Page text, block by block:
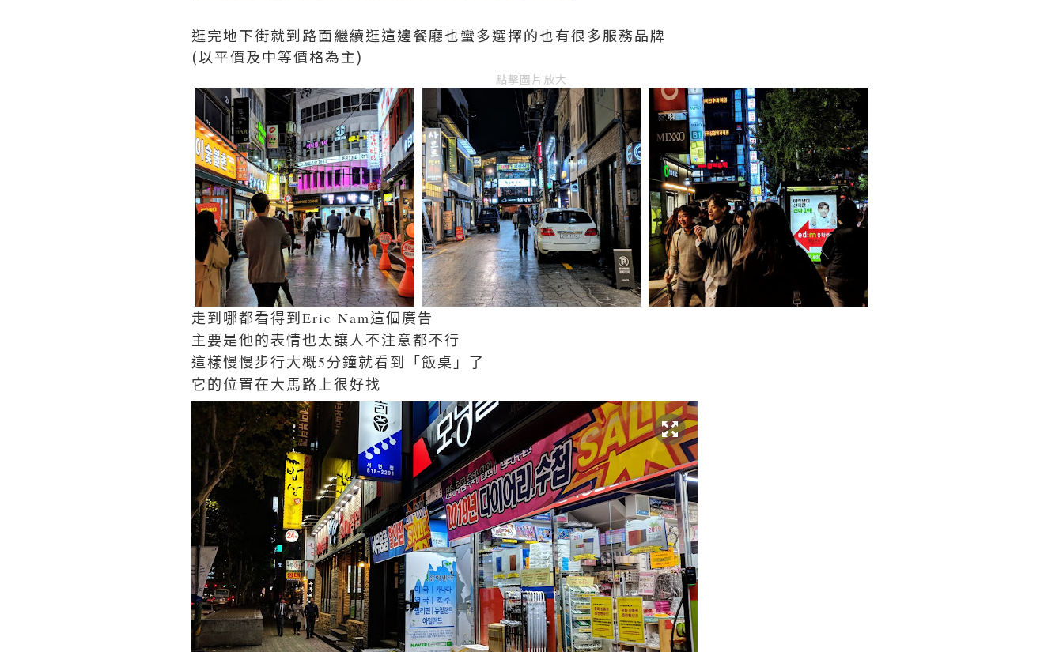
逛完地下街就到路面繼續逛這邊餐廳也蠻多選擇的也有很多服務品牌
(以平價及中等價格為主)
點擊圖片放大
走到哪都看得到Eric Nam這個廣告
主要是他的表情也太讓人不注意都不行
這樣慢慢步行大概5分鐘就看到「飯桌」了
它的位置在大馬路上很好找